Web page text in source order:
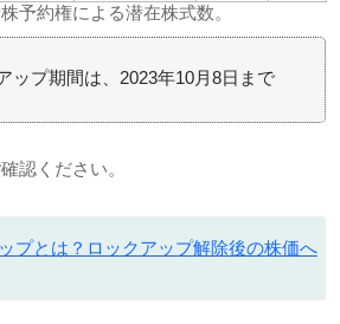
予約権による潜在株式数。
ップ期間は、2023年10月8日まで
認ください。
プとは？ロックアップ解除後の株価へ